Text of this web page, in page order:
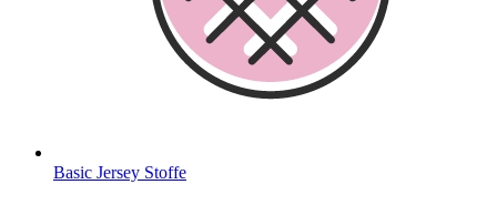
Basic Jersey Stoffe